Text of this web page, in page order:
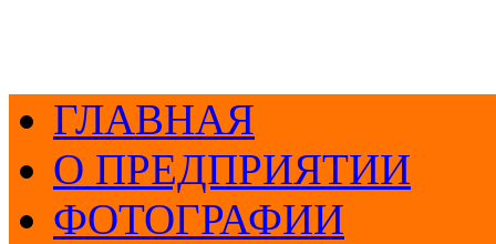
ГЛАВНАЯ
О ПРЕДПРИЯТИИ
ФОТОГРАФИИ